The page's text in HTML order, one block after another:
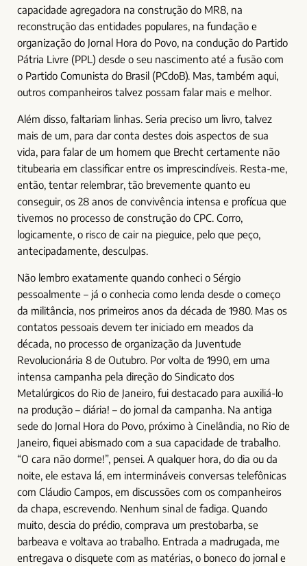
capacidade agregadora na construção do MR8, na
reconstrução das entidades populares, na fundação e
organização do Jornal Hora do Povo, na condução do Partido
Pátria Livre (PPL) desde o seu nascimento até a fusão com
o Partido Comunista do Brasil (PCdoB). Mas, também aqui,
outros companheiros talvez possam falar mais e melhor.
Além disso, faltariam linhas. Seria preciso um livro, talvez
mais de um, para dar conta destes dois aspectos de sua
vida, para falar de um homem que Brecht certamente não
titubearia em classificar entre os imprescindíveis. Resta-me,
então, tentar relembrar, tão brevemente quanto eu
conseguir, os 28 anos de convivência intensa e profícua que
tivemos no processo de construção do CPC. Corro,
logicamente, o risco de cair na pieguice, pelo que peço,
antecipadamente, desculpas.
Não lembro exatamente quando conheci o Sérgio
pessoalmente – já o conhecia como lenda desde o começo
da militância, nos primeiros anos da década de 1980. Mas os
contatos pessoais devem ter iniciado em meados da
década, no processo de organização da Juventude
Revolucionária 8 de Outubro. Por volta de 1990, em uma
intensa campanha pela direção do Sindicato dos
Metalúrgicos do Rio de Janeiro, fui destacado para auxiliá-lo
na produção – diária! – do jornal da campanha. Na antiga
sede do Jornal Hora do Povo, próximo à Cinelândia, no Rio de
Janeiro, fiquei abismado com a sua capacidade de trabalho.
“O cara não dorme!”, pensei. A qualquer hora, do dia ou da
noite, ele estava lá, em intermináveis conversas telefônicas
com Cláudio Campos, em discussões com os companheiros
da chapa, escrevendo. Nenhum sinal de fadiga. Quando
muito, descia do prédio, comprava um prestobarba, se
barbeava e voltava ao trabalho. Entrada a madrugada, me
entregava o disquete com as matérias, o boneco do jornal e